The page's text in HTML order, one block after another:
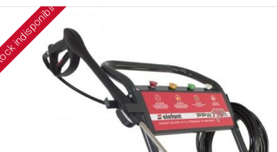
indisponibil